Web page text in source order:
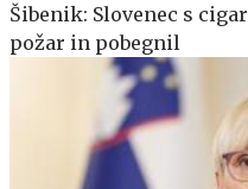
Šibenik: Slovenec s
požar in pobegnil